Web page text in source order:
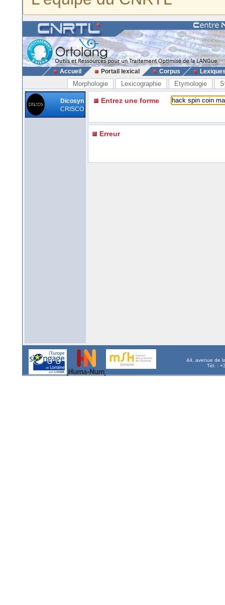
Accueil Portail lexical Corpus
Morphologie Lexicographie Etymologie
Dicosyn
CRISCO
Entrez une forme
Erreur
44, avenue de
Tél. :